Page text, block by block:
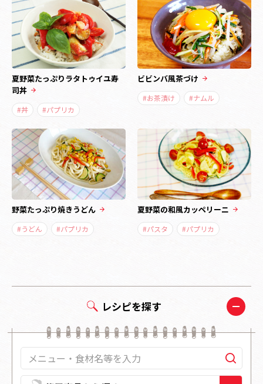
夏野菜たっぷりラタトゥイユ寿
司丼
#丼 #パプリカ
ビビンバ風茶づけ
#お茶漬け #ナムル
野菜たっぷり焼きうどん
#うどん #パプリカ
夏野菜の和風カッペリーニ
#パスタ #パプリカ
レシピを探す